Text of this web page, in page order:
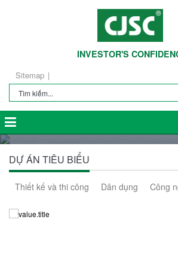
INVESTOR'S
Sitemap
DỰ ÁN TIÊU BIỂU
Thiết kế và thi công Dân dụng Công